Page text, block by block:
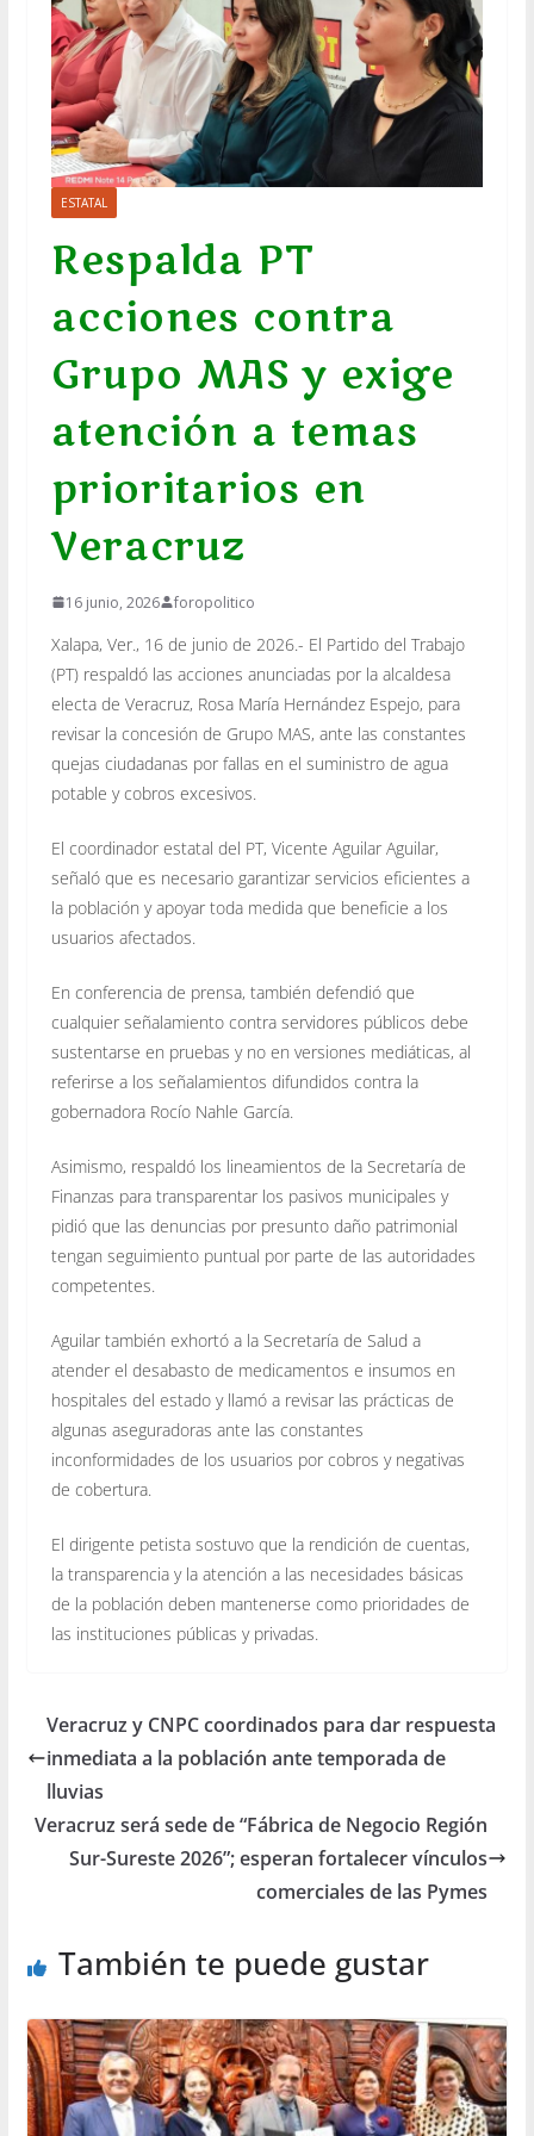
ESTATAL
Respalda PT
acciones contra
Grupo MAS y exige
atención a temas
prioritarios en
Veracruz
16 junio, 2026 foropolitico
Xalapa, Ver., 16 de junio de 2026.- El Partido del Trabajo
(PT) respaldó las acciones anunciadas por la alcaldesa
electa de Veracruz, Rosa María Hernández Espejo, para
revisar la concesión de Grupo MAS, ante las constantes
quejas ciudadanas por fallas en el suministro de agua
potable y cobros excesivos.
El coordinador estatal del PT, Vicente Aguilar Aguilar,
señaló que es necesario garantizar servicios eficientes a
la población y apoyar toda medida que beneficie a los
usuarios afectados.
En conferencia de prensa, también defendió que
cualquier señalamiento contra servidores públicos debe
sustentarse en pruebas y no en versiones mediáticas, al
referirse a los señalamientos difundidos contra la
gobernadora Rocío Nahle García.
Asimismo, respaldó los lineamientos de la Secretaría de
Finanzas para transparentar los pasivos municipales y
pidió que las denuncias por presunto daño patrimonial
tengan seguimiento puntual por parte de las autoridades
competentes.
Aguilar también exhortó a la Secretaría de Salud a
atender el desabasto de medicamentos e insumos en
hospitales del estado y llamó a revisar las prácticas de
algunas aseguradoras ante las constantes
inconformidades de los usuarios por cobros y negativas
de cobertura.
El dirigente petista sostuvo que la rendición de cuentas,
la transparencia y la atención a las necesidades básicas
de la población deben mantenerse como prioridades de
las instituciones públicas y privadas.
Veracruz y CNPC coordinados para dar respuesta
inmediata a la población ante temporada de
lluvias
Veracruz será sede de “Fábrica de Negocio Región
Sur-Sureste 2026”; esperan fortalecer vínculos
comerciales de las Pymes
También te puede gustar